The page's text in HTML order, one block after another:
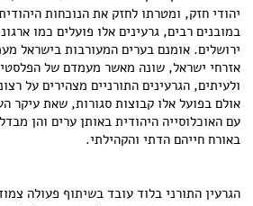
יהודי חזק, ומטרתו לחזק את הנוכחות
במובנים רבים, גרעינים אלו פועלים כמו
ירושלים. אומנם בערים המעורבות בישראל
אזרחי ישראל, שונה מאשר מעמדם של
ולעיתים, הגרעינים התורניים מצהירים על
אולם בפועל אלו קבוצות סגורות, שאת עיקר
עם האוכלוסייה היהודית באותן ערים והן
באורח חייהם הדתי והקהילתי.
הגרעין התורני בלוד עובד בשיתוף פעולה